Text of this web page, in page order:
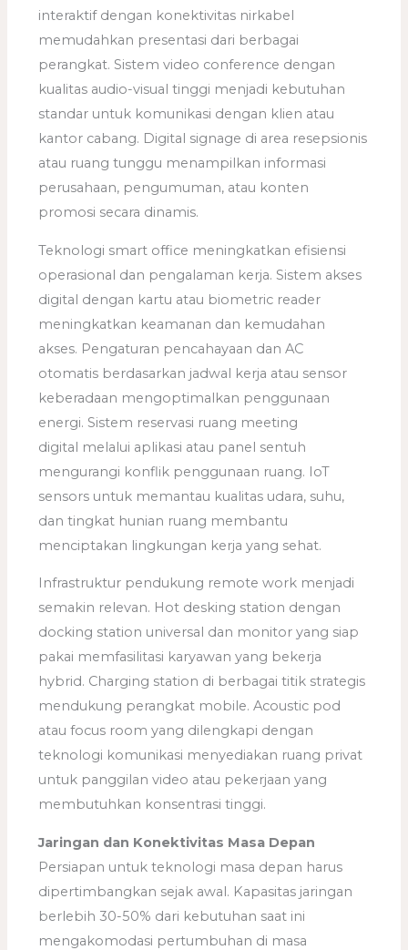
interaktif dengan konektivitas nirkabel
memudahkan presentasi dari berbagai
perangkat. Sistem video conference dengan
kualitas audio-visual tinggi menjadi kebutuhan
standar untuk komunikasi dengan klien atau
kantor cabang. Digital signage di area resepsionis
atau ruang tunggu menampilkan informasi
perusahaan, pengumuman, atau konten
promosi secara dinamis.
Teknologi smart office meningkatkan efisiensi
operasional dan pengalaman kerja. Sistem akses
digital dengan kartu atau biometric reader
meningkatkan keamanan dan kemudahan
akses. Pengaturan pencahayaan dan AC
otomatis berdasarkan jadwal kerja atau sensor
keberadaan mengoptimalkan penggunaan
energi. Sistem reservasi ruang meeting
digital melalui aplikasi atau panel sentuh
mengurangi konflik penggunaan ruang. IoT
sensors untuk memantau kualitas udara, suhu,
dan tingkat hunian ruang membantu
menciptakan lingkungan kerja yang sehat.
Infrastruktur pendukung remote work menjadi
semakin relevan. Hot desking station dengan
docking station universal dan monitor yang siap
pakai memfasilitasi karyawan yang bekerja
hybrid. Charging station di berbagai titik strategis
mendukung perangkat mobile. Acoustic pod
atau focus room yang dilengkapi dengan
teknologi komunikasi menyediakan ruang privat
untuk panggilan video atau pekerjaan yang
membutuhkan konsentrasi tinggi.
Jaringan dan Konektivitas Masa Depan
Persiapan untuk teknologi masa depan harus
dipertimbangkan sejak awal. Kapasitas jaringan
berlebih 30-50% dari kebutuhan saat ini
mengakomodasi pertumbuhan di masa